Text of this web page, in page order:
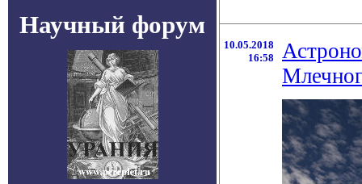
Научный форум
10.05.2018
16:58